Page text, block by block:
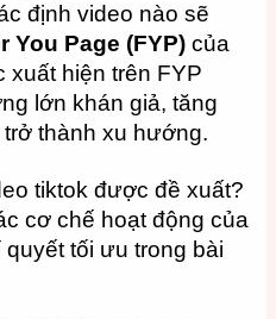
định video nào sẽ
You Page (FYP) của
hiện trên FYP
lớn khán giả, tăng
thành xu hướng.
tiktok được đề xuất?
cơ chế hoạt động của
tối ưu trong bài